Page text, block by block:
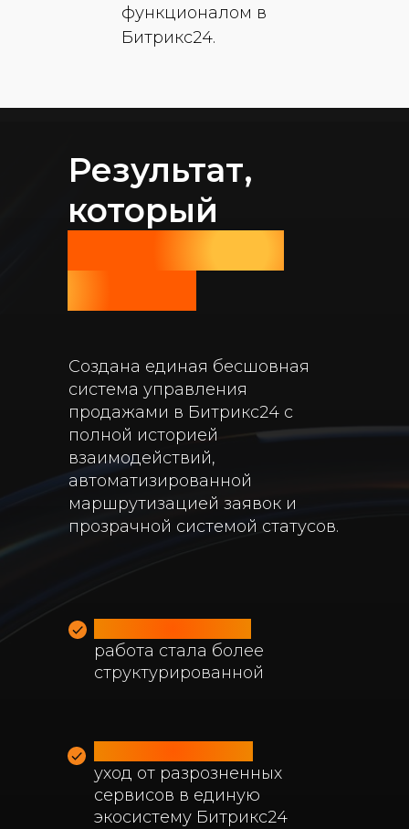
функционалом в
Битрикс24.
уход от разрозненных
сервисов в единую
экосистему Битрикс24
работа стала более
структурированной
Результат,
который
Создана единая бесшовная
система управления
продажами в Битрикс24 с
полной историей
взаимодействий,
автоматизированной
маршрутизацией заявок и
прозрачной системой статусов.